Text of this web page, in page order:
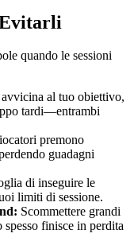
quando le sessioni
avvicina al tuo obiettivo,
tardi—entrambi
premono
guadagni
di inseguire le
limiti di sessione.
Scommettere grandi
finisce in perdita